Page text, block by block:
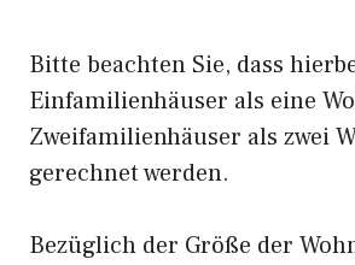
Bitte beachten Sie, dass
Einfamilienhäuser als eine
Zweifamilienhäuser als zwei
gerechnet werden.
Bezüglich der Größe der